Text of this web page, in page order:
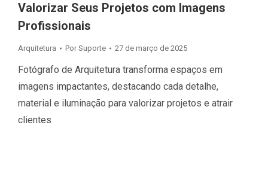
Valorizar Seus Projetos com Imagens
Profissionais
Arquitetura Por Suporte 27 de março de 2025
Fotógrafo de Arquitetura transforma espaços em
imagens impactantes, destacando cada detalhe,
material e iluminação para valorizar projetos e atrair
clientes